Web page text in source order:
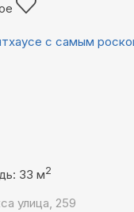
с самым
33 м2
улица, 259